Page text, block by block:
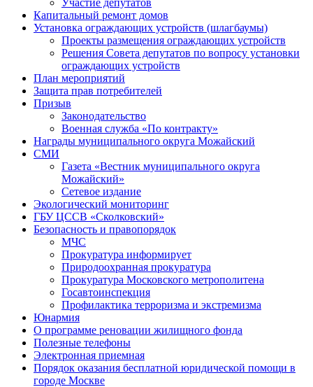
Капитальный ремонт домов
Установка ограждающих устройств (шлагбаумы)
Проекты размещения ограждающих устройств
Решения Совета депутатов по вопросу установки
ограждающих устройств
План мероприятий
Защита прав потребителей
Призыв
Законодательство
Военная служба «По контракту»
Награды муниципального округа Можайский
СМИ
Газета «Вестник муниципального округа
Можайский»
Сетевое издание
Экологический мониторинг
ГБУ ЦССВ «Сколковский»
Безопасность и правопорядок
МЧС
Прокуратура информирует
Природоохранная прокуратура
Прокуратура Московского метрополитена
Госавтоинспекция
Профилактика терроризма и экстремизма
Юнармия
О программе реновации жилищного фонда
Полезные телефоны
Электронная приемная
Порядок оказания бесплатной юридической помощи в
городе Москве